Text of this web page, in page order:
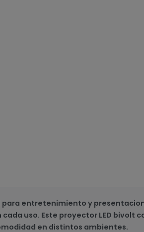
para entretenimiento y
uso. Este proyector LED bivolt
en distintos ambientes.